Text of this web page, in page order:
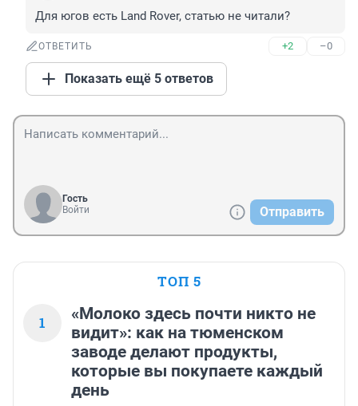
Для югов есть Land Rover, статью не читали?
ОТВЕТИТЬ +2 –0
Показать ещё 5 ответов
Гость
Войти
Отправить
ТОП 5
1
«Молоко здесь почти никто не
видит»: как на тюменском
заводе делают продукты,
которые вы покупаете каждый
день